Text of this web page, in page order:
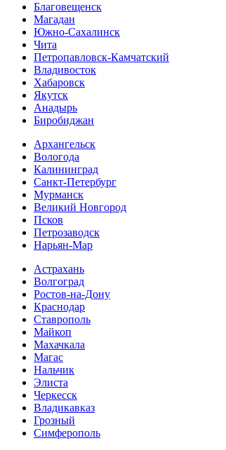
Благовещенск
Магадан
Южно-Сахалинск
Чита
Петропавловск-Камчатский
Владивосток
Хабаровск
Якутск
Анадырь
Биробиджан
Архангельск
Вологода
Калининград
Санкт-Петербург
Мурманск
Великий Новгород
Псков
Петрозаводск
Нарьян-Мар
Астрахань
Волгоград
Ростов-на-Дону
Краснодар
Ставрополь
Майкоп
Махачкала
Магас
Нальчик
Элиста
Черкесск
Владикавказ
Грозный
Симферополь